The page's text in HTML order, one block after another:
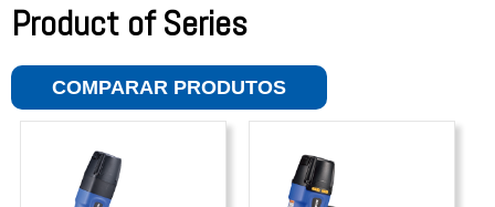
Product of Series
COMPARAR PRODUTOS